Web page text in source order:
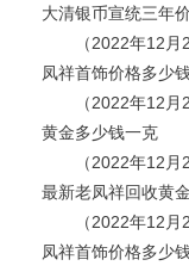
大清银币宣统三年
（2022年12月
凤祥首饰价格多少
（2022年12月
黄金多少钱一克
（2022年12月27
最新老凤祥回收黄
（2022年12月
凤祥首饰价格多少